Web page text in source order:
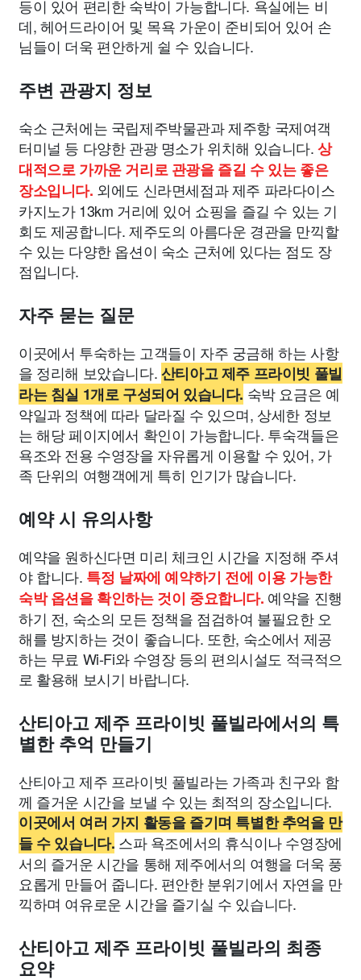
등이 있어 편리한 숙박이 가능합니다. 욕실에는 비
데, 헤어드라이어 및 목욕 가운이 준비되어 있어 손
님들이 더욱 편안하게 쉴 수 있습니다.
주변 관광지 정보
숙소 근처에는 국립제주박물관과 제주항 국제여객
터미널 등 다양한 관광 명소가 위치해 있습니다.상
대적으로 가까운 거리로 관광을 즐길 수 있는 좋은
장소입니다. 외에도 신라면세점과 제주 파라다이스
카지노가 13km 거리에 있어 쇼핑을 즐길 수 있는 기
회도 제공합니다. 제주도의 아름다운 경관을 만끽할
수 있는 다양한 옵션이 숙소 근처에 있다는 점도 장
점입니다.
자주 묻는 질문
이곳에서 투숙하는 고객들이 자주 궁금해 하는 사항
을 정리해 보았습니다.산티아고 제주 프라이빗 풀빌
라는 침실 1개로 구성되어 있습니다. 숙박 요금은 예
약일과 정책에 따라 달라질 수 있으며, 상세한 정보
는 해당 페이지에서 확인이 가능합니다. 투숙객들은
욕조와 전용 수영장을 자유롭게 이용할 수 있어, 가
족 단위의 여행객에게 특히 인기가 많습니다.
예약 시 유의사항
예약을 원하신다면 미리 체크인 시간을 지정해 주셔
야 합니다. 특정 날짜에 예약하기 전에 이용 가능한
숙박 옵션을 확인하는 것이 중요합니다. 예약을 진행
하기 전, 숙소의 모든 정책을 점검하여 불필요한 오
해를 방지하는 것이 좋습니다. 또한, 숙소에서 제공
하는 무료 Wi-Fi와 수영장 등의 편의시설도 적극적으
로 활용해 보시기 바랍니다.
산티아고 제주 프라이빗 풀빌라에서의 특
별한 추억 만들기
산티아고 제주 프라이빗 풀빌라는 가족과 친구와 함
께 즐거운 시간을 보낼 수 있는 최적의 장소입니다.
이곳에서 여러 가지 활동을 즐기며 특별한 추억을 만
들 수 있습니다. 스파 욕조에서의 휴식이나 수영장에
서의 즐거운 시간을 통해 제주에서의 여행을 더욱 풍
요롭게 만들어 줍니다. 편안한 분위기에서 자연을 만
끽하며 여유로운 시간을 즐기실 수 있습니다.
산티아고 제주 프라이빗 풀빌라의 최종
요약